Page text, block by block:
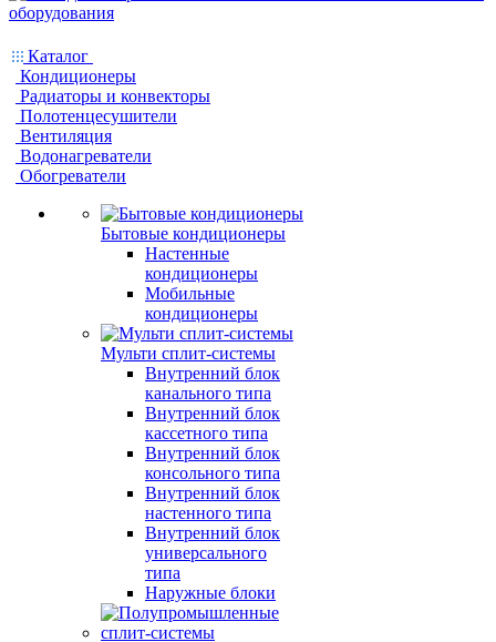
Каталог
Кондиционеры
Радиаторы и конвекторы
Полотенцесушители
Вентиляция
Водонагреватели
Обогреватели
Бытовые кондиционеры
Настенные
кондиционеры
Мобильные
кондиционеры
Мульти сплит-системы
Внутренний блок
канального типа
Внутренний блок
кассетного типа
Внутренний блок
консольного типа
Внутренний блок
настенного типа
Внутренний блок
универсального
типа
Наружные блоки